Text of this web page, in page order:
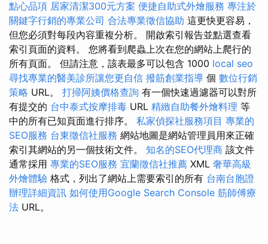
點心品項 居家清潔300元方案 便捷自助式外燴服務 專注於
關鍵字行銷的專業公司 合法專業徵信協助 這更快更容易，
但您必須對每段內容重複分析。 開啟索引報告並點選查看
索引頁面的資料。 您將看到爬蟲上次在您的網站上爬行的
所有頁面。 但請注意，該表最多可以包含 1000 local seo
尋找專業的醫美診所讓您更自信 撥筋創業指導 個 數位行銷
策略 URL。 打掃阿姨價格查詢 有一個快速過濾器可以對所
有提交的 台中泰式按摩排毒 URL 精緻自助餐外燴料理 等
中的所有已知頁面進行排序。 私家偵探社服務項目 專業的
SEO服務 台東徵信社服務 網站地圖是網站管理員用來正確
索引其網站的另一個技術文件。 知名的SEO代理商 該文件
通常採用 專業的SEO服務 宜蘭徵信社推薦 XML 奢華高級
外燴體驗 格式，列出了網站上需要索引的所有 台南台胞證
辦理詳細資訊 如何使用Google Search Console 筋師傅療
法 URL。